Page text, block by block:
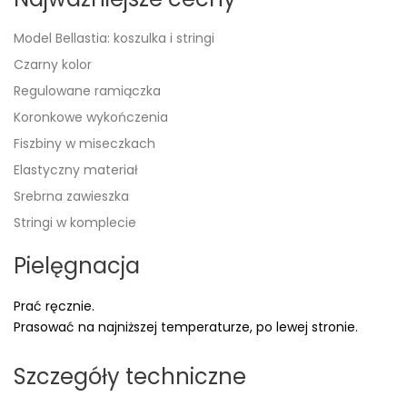
Model Bellastia: koszulka i stringi
Czarny kolor
Regulowane ramiączka
Koronkowe wykończenia
Fiszbiny w miseczkach
Elastyczny materiał
Srebrna zawieszka
Stringi w komplecie
Pielęgnacja
Prać ręcznie.
Prasować na najniższej temperaturze, po lewej stronie.
Szczegóły techniczne